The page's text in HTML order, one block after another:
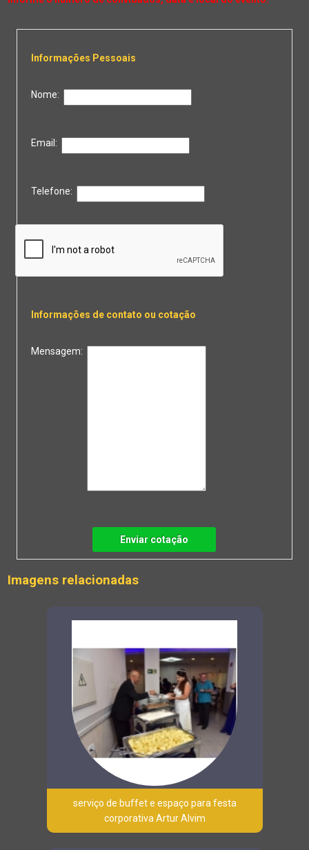
Informações Pessoais
Nome:
Email:
Telefone:
Informações de contato ou cotação
Mensagem:
Enviar cotação
Imagens relacionadas
serviço de buffet e espaço para festa
corporativa Artur Alvim